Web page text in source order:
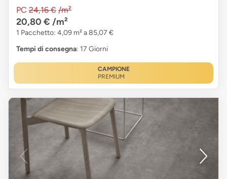
PC 24,16 € /m²
20,80 € /m²
1 Pacchetto: 4,09 m² a 85,07 €
Tempi di consegna: 17 Giorni
CAMPIONE
PREMIUM